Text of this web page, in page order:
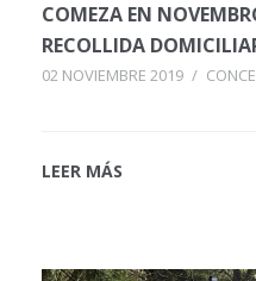
COMEZA EN
RECOLLIDA
02 NOVIEMBRE 2019 /
LEER MÁS